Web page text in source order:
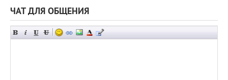
ЧАТ ДЛЯ ОБЩЕНИЯ